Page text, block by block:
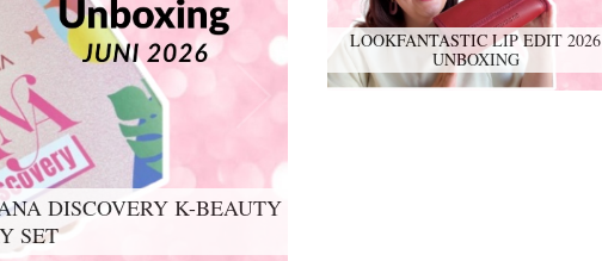
LOOKFANTASTIC LIP EDIT 2026
UNBOXING
DISCOVERY K-BEAUTY
SET